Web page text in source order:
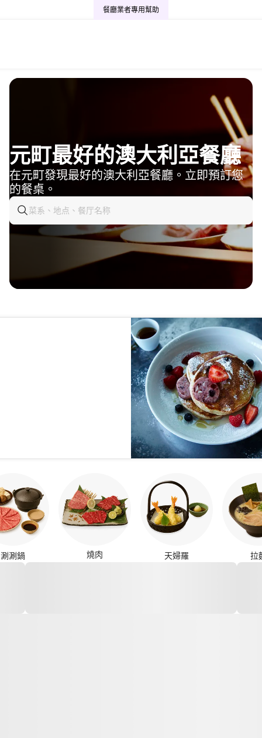
餐廳業者專用幫助
元町最好的澳大利亞餐廳
在元町發現最好的澳大利亞餐廳。立即預訂您
的餐桌。
涮涮鍋 燒肉 天婦羅 拉